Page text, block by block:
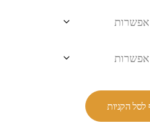
לסל הקניות